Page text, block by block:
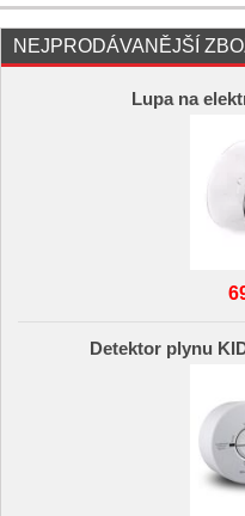
NEJPRODÁVANĚJŠÍ
Lupa na
Detektor plynu